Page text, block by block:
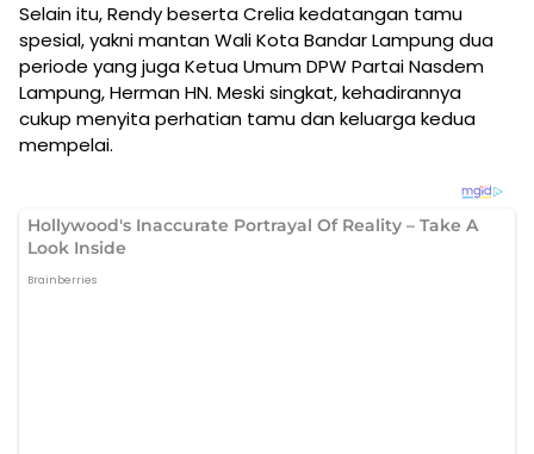
Selain itu, Rendy beserta Crelia kedatangan tamu
spesial, yakni mantan Wali Kota Bandar Lampung dua
periode yang juga Ketua Umum DPW Partai Nasdem
Lampung, Herman HN. Meski singkat, kehadirannya
cukup menyita perhatian tamu dan keluarga kedua
mempelai.